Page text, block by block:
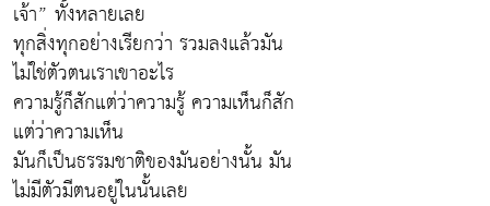
เจ้า” ทั้งหลายเลย
ทุกสิ่งทุกอย่างเรียกว่า รวมลงแล้วมัน
ไม่ใช่ตัวตนเราเขาอะไร
ความรู้ก็สักแต่ว่าความรู้ ความเห็นก็สัก
แต่ว่าความเห็น
มันก็เป็นธรรมชาติของมันอย่างนั้น มัน
ไม่มีตัวมีตนอยู่ในนั้นเลย